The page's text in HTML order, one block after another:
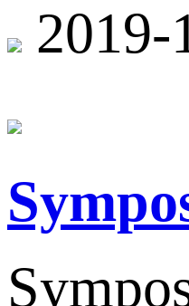
2019-